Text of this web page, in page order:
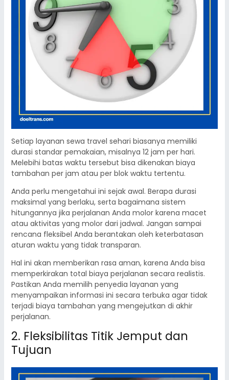
Setiap layanan sewa travel sehari biasanya memiliki
durasi standar pemakaian, misalnya 12 jam per hari.
Melebihi batas waktu tersebut bisa dikenakan biaya
tambahan per jam atau per blok waktu tertentu.
Anda perlu mengetahui ini sejak awal. Berapa durasi
maksimal yang berlaku, serta bagaimana sistem
hitungannya jika perjalanan Anda molor karena macet
atau aktivitas yang molor dari jadwal. Jangan sampai
rencana fleksibel Anda berantakan oleh keterbatasan
aturan waktu yang tidak transparan.
Hal ini akan memberikan rasa aman, karena Anda bisa
memperkirakan total biaya perjalanan secara realistis.
Pastikan Anda memilih penyedia layanan yang
menyampaikan informasi ini secara terbuka agar tidak
terjadi biaya tambahan yang mengejutkan di akhir
perjalanan.
2. Fleksibilitas Titik Jemput dan
Tujuan